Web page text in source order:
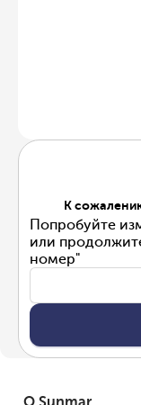
К
Попробуйте
или
номер"